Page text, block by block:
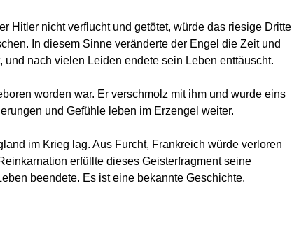
Hitler nicht verflucht und getötet, würde das riesige Dritte
In diesem Sinne veränderte der Engel die Zeit und
nach vielen Leiden endete sein Leben enttäuscht.
worden war. Er verschmolz mit ihm und wurde eins
und Gefühle leben im Erzengel weiter.
im Krieg lag. Aus Furcht, Frankreich würde verloren
erfüllte dieses Geisterfragment seine
beendete. Es ist eine bekannte Geschichte.